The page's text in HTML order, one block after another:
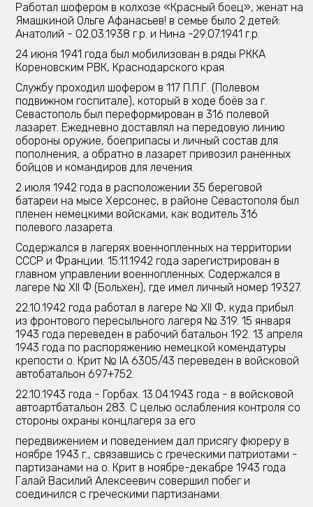
Работал шофером в колхозе «Красный боец», женат на
Ямашкиной Ольге Афанасьев! в семье было 2 детей:
Анатолий - 02.03.1938 г.р. и Нина -29.07.1941 г.р.
24 июня 1941 года был мобилизован в ряды РККА
Кореновским РВК, Краснодарского края.
Службу проходил шофером в 117 П.П.Г. (Полевом
подвижном госпитале), который в ходе боёв за г.
Севастополь был переформирован в 316 полевой
лазарет. Ежедневно доставлял на передовую линию
обороны оружие, боеприпасы и личный состав для
пополнения, а обратно в лазарет привозил раненных
бойцов и командиров для лечения.
2 июля 1942 года в расположении 35 береговой
батареи на мысе Херсонес, в районе Севастополя был
пленен немецкими войсками, как водитель 316
полевого лазарета.
Содержался в лагерях военнопленных на территории
СССР и Франции. 15.11.1942 года зарегистрирован в
главном управлении военнопленных. Содержался в
лагере № XII Ф (Больхен), где имел личный номер 19327.
22.10.1942 года работал в лагере № XII Ф, куда прибыл
из фронтового пересыльного лагеря № 319. 15 января
1943 года переведен в рабочий батальон 192. 13 апреля
1943 года по распоряжению немецкой комендатуры
крепости о. Крит № IA 6305/43 переведен в войсковой
автобатальон 697+752.
22.10.1943 года - Горбах. 13.04.1943 года - в войсковой
автоартбатальон 283. С целью ослабления контроля со
стороны охраны концлагеря за его
передвижением и поведением дал присягу фюреру в
ноябре 1943 г., связавшись с греческими патриотами -
партизанами на о. Крит в ноябре-декабре 1943 года
Галай Василий Алексеевич совершил побег и
соединился с греческими партизанами.